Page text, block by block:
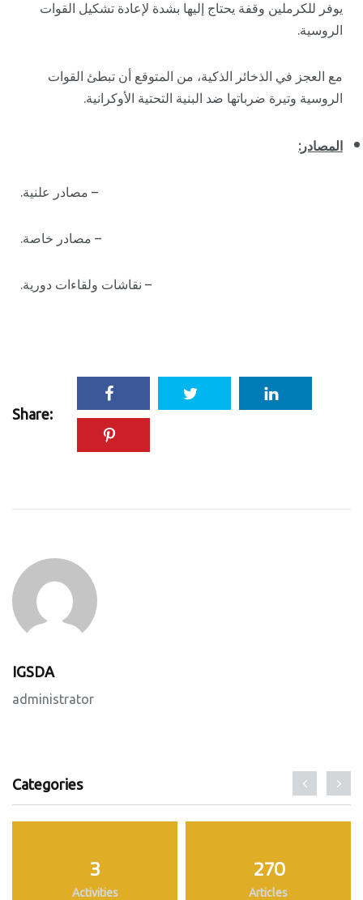
يوفر للكرملين وقفة يحتاج إليها بشدة لإعادة تشكيل القوات
الروسية.
مع العجز في الذخائر الذكية، من المتوقع أن تبطئ القوات
الروسية وتيرة ضرباتها ضد البنية التحتية الأوكرانية.
المصادر:
– مصادر علنية.
– مصادر خاصة.
– نقاشات ولقاءات دورية.
Share:
IGSDA
administrator
Categories
3
Activities
270
Articles